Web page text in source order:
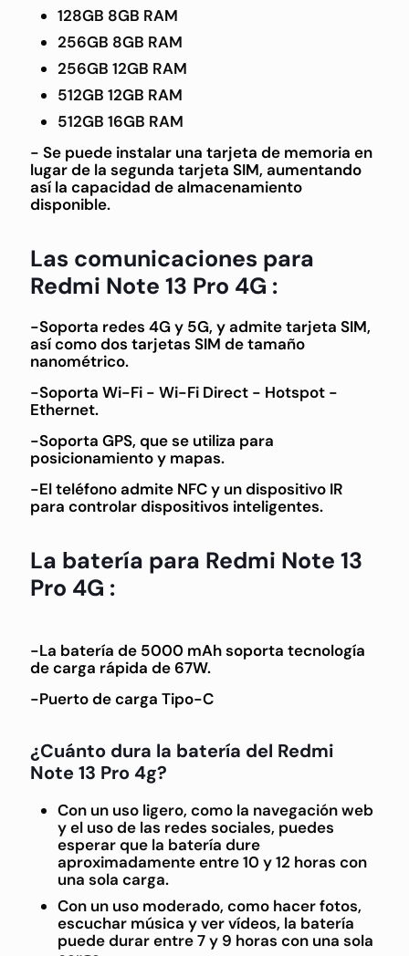
128GB 8GB RAM
256GB 8GB RAM
256GB 12GB RAM
512GB 12GB RAM
512GB 16GB RAM
- Se puede instalar una tarjeta de memoria en
lugar de la segunda tarjeta SIM, aumentando
así la capacidad de almacenamiento
disponible.
Las comunicaciones para
Redmi Note 13 Pro 4G :
-Soporta redes 4G y 5G, y admite tarjeta SIM,
así como dos tarjetas SIM de tamaño
nanométrico.
-Soporta Wi-Fi - Wi-Fi Direct - Hotspot -
Ethernet.
-Soporta GPS, que se utiliza para
posicionamiento y mapas.
-El teléfono admite NFC y un dispositivo IR
para controlar dispositivos inteligentes.
La batería para Redmi Note 13
Pro 4G :
-La batería de 5000 mAh soporta tecnología
de carga rápida de 67W.
-Puerto de carga Tipo-C
¿Cuánto dura la batería del Redmi
Note 13 Pro 4g?
Con un uso ligero, como la navegación web
y el uso de las redes sociales, puedes
esperar que la batería dure
aproximadamente entre 10 y 12 horas con
una sola carga.
Con un uso moderado, como hacer fotos,
escuchar música y ver vídeos, la batería
puede durar entre 7 y 9 horas con una sola